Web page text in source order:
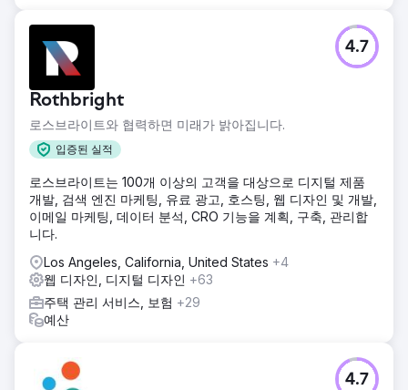
퍼널에 걸쳐 최대한 많은 고객을 확보했습니다.
결과
그들은 컨퍼런스에서 일반적으로 얻는 리드 수보다 5배 더 많
은 리드를 확보했습니다. 영업팀은 관계 구축에 착수했고, 2~3
개월 만에 자사 소프트웨어에 대한 높은 연간 계약 가치(ACV)
의 계약을 성사시켰습니다. 이 접근 방식을 통해 처음 15개월
동안 사업에 3백만 달러의 ACV를 추가했습니다.
에이전시 페이지로 이동
Rothbright
로스브라이트와 협력하면 미래가 밝아집니다.
입증된 실적
4.7
로스브라이트는 100개 이상의 고객을 대상으로 디지털 제품
개발, 검색 엔진 마케팅, 유료 광고, 호스팅, 웹 디자인 및 개발,
이메일 마케팅, 데이터 분석, CRO 기능을 계획, 구축, 관리합
니다.
Los Angeles, California, United States +4
웹 디자인, 디지털 디자인 +63
주택 관리 서비스, 보험 +29
예산
4.7